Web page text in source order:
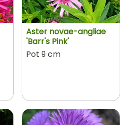
Aster novae-angliae
'Barr's Pink'
Pot 9 cm